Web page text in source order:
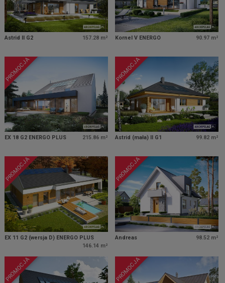
Astrid II G2 157.28 m² Kornel V ENERGO 90.97 m²
PROMOCJA
EX 18 G2 ENERGO PLUS 215.86 m²
PROMOCJA
Astrid (mała) II G1 99.82 m²
PROMOCJA
EX 11 G2 (wersja D) ENERGO PLUS
146.14 m²
PROMOCJA
Andreas 98.52 m²
PROMOCJA PROMOCJA